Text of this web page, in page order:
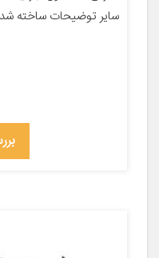
سایر توضیحات ساخته